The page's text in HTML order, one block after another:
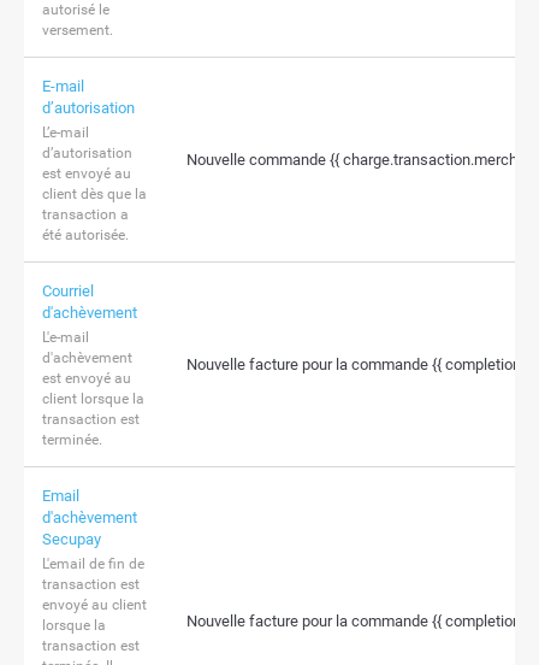
autorisé le
versement.
E-mail
d’autorisation
L’e-mail
d’autorisation
est envoyé au
client dès que la
transaction a
été autorisée.
Nouvelle commande {{
Courriel
d'achèvement
L'e-mail
d'achèvement
est envoyé au
client lorsque la
transaction est
terminée.
Nouvelle facture pour la commande {{
Email
d'achèvement
Secupay
L'email de fin de
transaction est
envoyé au client
lorsque la
transaction est
Nouvelle facture pour la commande {{